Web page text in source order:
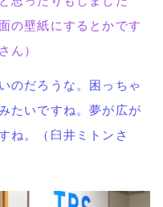
の壁紙にするとかです
ん）
のだろうな。困っちゃ
たいですね。夢が広が
ね。（臼井ミトンさ